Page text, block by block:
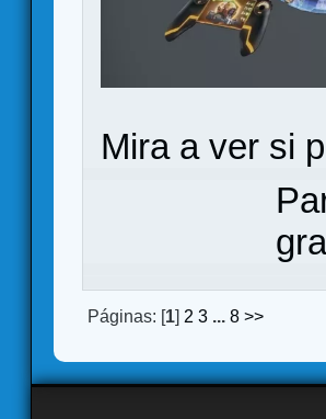
Mira a ver si
Páginas: [1] 2 3 ... 8 >>